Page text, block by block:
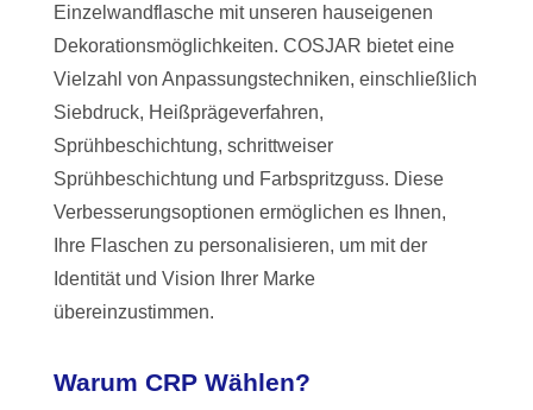
Einzelwandflasche mit unseren hauseigenen
Dekorationsmöglichkeiten. COSJAR bietet eine
Vielzahl von Anpassungstechniken, einschließlich
Siebdruck, Heißprägeverfahren,
Sprühbeschichtung, schrittweiser
Sprühbeschichtung und Farbspritzguss. Diese
Verbesserungsoptionen ermöglichen es Ihnen,
Ihre Flaschen zu personalisieren, um mit der
Identität und Vision Ihrer Marke
übereinzustimmen.
Warum CRP Wählen?